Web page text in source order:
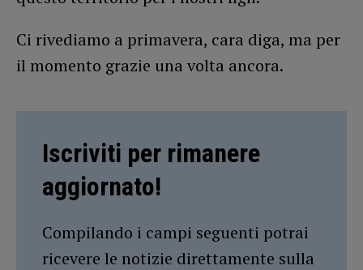
Ci rivediamo a primavera, cara diga, ma per
il momento grazie una volta ancora.
Iscriviti per rimanere
aggiornato!
Compilando i campi seguenti potrai
ricevere le notizie direttamente sulla